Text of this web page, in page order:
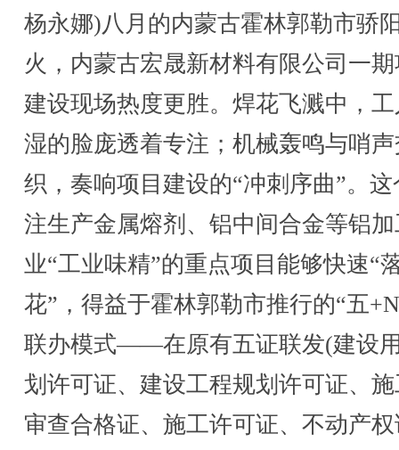
杨永娜)八月的内蒙古霍林郭勒市骄
火，内蒙古宏晟新材料有限公司一
建设现场热度更胜。焊花飞溅中，
湿的脸庞透着专注；机械轰鸣与哨
织，奏响项目建设的“冲刺序曲”。这
注生产金属熔剂、铝中间合金等铝
业“工业味精”的重点项目能够快速“
花”，得益于霍林郭勒市推行的“五
联办模式——在原有五证联发(建设
划许可证、建设工程规划许可证、
审查合格证、施工许可证、不动产